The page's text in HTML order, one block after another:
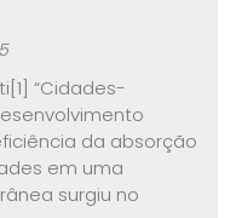
“Cidades-
da absorção
em uma
surgiu no